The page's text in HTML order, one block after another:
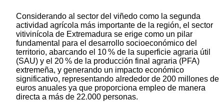
Considerando al sector del viñedo como la segunda
actividad agrícola más importante de la región, el sector
vitivinícola de Extremadura se erige como un pilar
fundamental para el desarrollo socioeconómico del
territorio, abarcando el 10 % de la superficie agraria útil
(SAU) y el 20 % de la producción final agraria (PFA)
extremeña, y generando un impacto económico
significativo, representando alrededor de 200 millones de
euros anuales ya que proporciona empleo de manera
directa a más de 22.000 personas.